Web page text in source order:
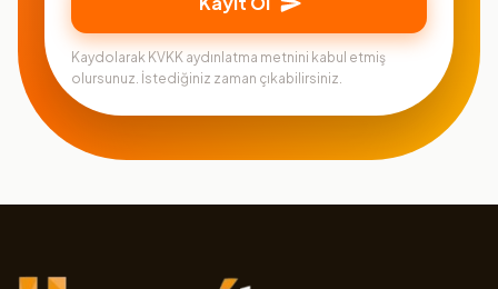
Kaydolarak KVKK aydınlatma metnini kabul etmiş
olursunuz. İstediğiniz zaman çıkabilirsiniz.